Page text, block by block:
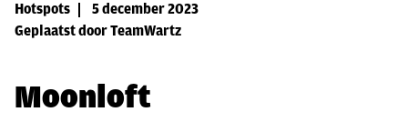
Hotspots
5 december 2023
Geplaatst door TeamWartz
Moonloft